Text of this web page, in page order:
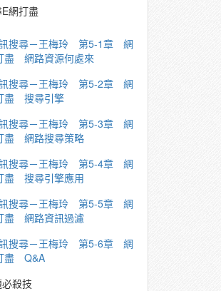
網打盡
搜尋－王梅玲 第5-1章 網
盡 網路資源何處來
搜尋－王梅玲 第5-2章 網
盡 搜尋引擎
搜尋－王梅玲 第5-3章 網
盡 網路搜尋策略
搜尋－王梅玲 第5-4章 網
盡 搜尋引擎應用
搜尋－王梅玲 第5-5章 網
盡 網路資訊過濾
搜尋－王梅玲 第5-6章 網
盡 Q&A
殺技